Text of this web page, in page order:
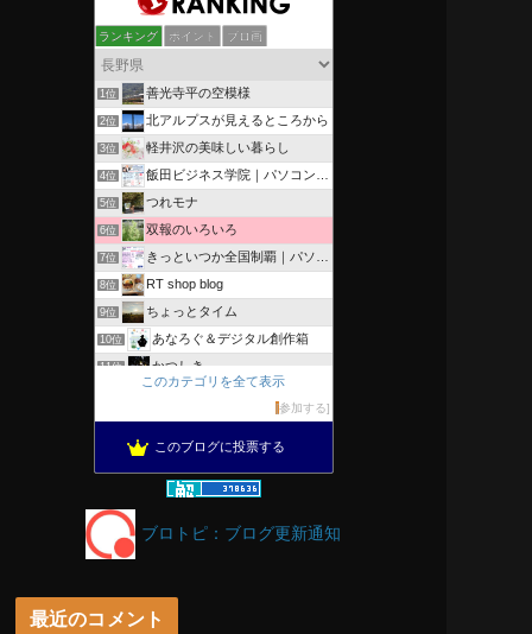
ランキング ポイント ブロ画
1位 善光寺平の空模様
2位 北アルプスが見えるところから
3位 軽井沢の美味しい暮らし
4位 飯田ビジネス学院｜パソコン、簿記、公共職業訓練と求職者支援
5位 つれモナ
6位 双報のいろいろ
7位 きっといつか全国制覇｜パソコン教室、簿記教室のスタッフブログ
8位 RT shop blog
9位 ちょっとタイム
10位 あなろぐ＆デジタル創作箱
11位 かつしき
軽井沢まったり生活 柴犬とともに
13位 がんばれ長野
のんびりいこうよ！
15位 OESセｴラ＆レイラ何気ない風景
このカテゴリを全て表示
参加する
このブログに投票する
ブロトピ：ブログ更新通知
最近のコメント